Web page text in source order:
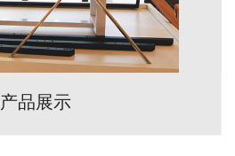
产品展示